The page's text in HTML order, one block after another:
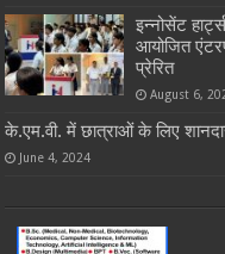
इन्नोसेंट
आयोजित
प्रेरित
August 6,
के.एम.वी. में छात्राओं के लिए
June 4, 2024